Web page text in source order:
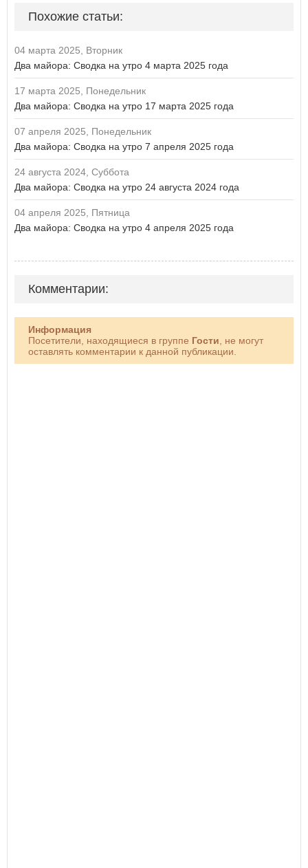
Похожие статьи:
04 марта 2025, Вторник
Два майора: Сводка на утро 4 марта 2025 года
17 марта 2025, Понедельник
Два майора: Сводка на утро 17 марта 2025 года
07 апреля 2025, Понедельник
Два майора: Сводка на утро 7 апреля 2025 года
24 августа 2024, Суббота
Два майора: Сводка на утро 24 августа 2024 года
04 апреля 2025, Пятница
Два майора: Сводка на утро 4 апреля 2025 года
Комментарии:
Информация
Посетители, находящиеся в группе Гости , не могут
оставлять комментарии к данной публикации.